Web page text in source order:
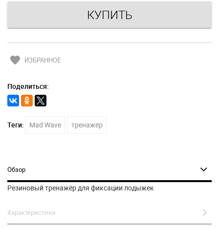
favorite ИЗБРАННОЕ
Поделиться:
Теги: Mad Wave тренажёр
Обзор
Резиновый тренажёр для фиксации лодыжек
Характеристики